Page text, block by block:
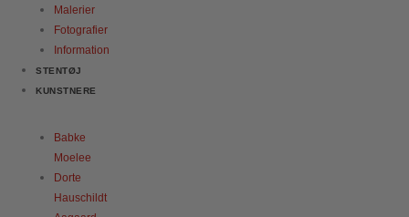
Malerier
Fotografier
Information
STENTØJ
KUNSTNERE
Babke
Moelee
Dorte
Hauschildt